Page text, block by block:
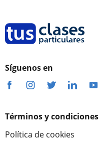
Síguenos en
Términos y condiciones
Política de cookies